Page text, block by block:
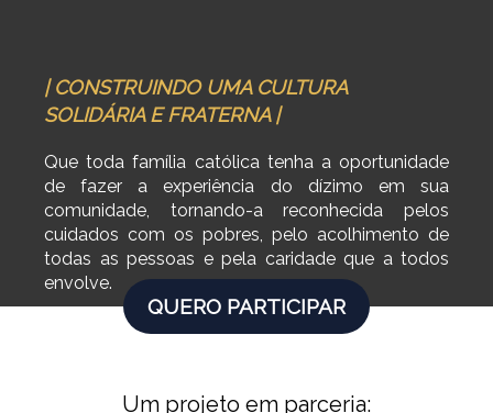
| CONSTRUINDO UMA CULTURA
SOLIDÁRIA E FRATERNA |
Que toda família católica tenha a oportunidade
de fazer a experiência do dízimo em sua
comunidade, tornando-a reconhecida pelos
cuidados com os pobres, pelo acolhimento de
todas as pessoas e pela caridade que a todos
envolve.
QUERO PARTICIPAR
Um projeto em parceria: